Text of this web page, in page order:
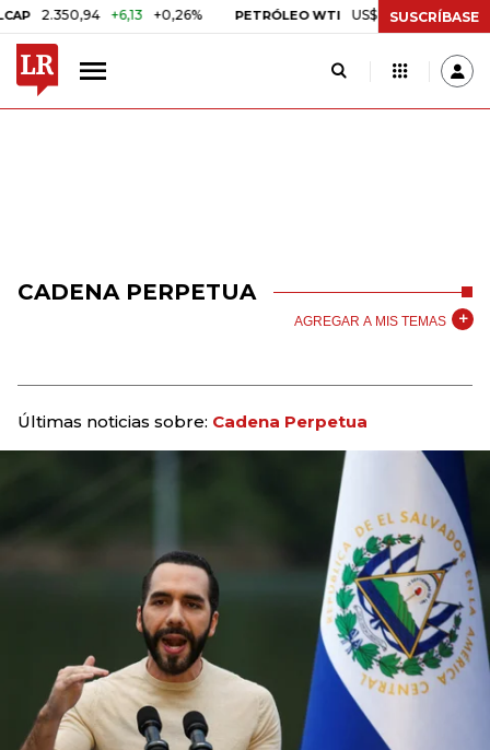
2.350,94 +6,13 +0,26% PETRÓLEO WTI US$ 78,01 US$ 2,92
SUSCRÍBASE
CADENA PERPETUA
AGREGAR A MIS TEMAS
Últimas noticias sobre: Cadena Perpetua